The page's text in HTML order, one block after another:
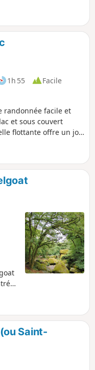
1h 55
Facile
randonnée facile et
et sous couvert
flottante offre un joli
:
la
Saint-